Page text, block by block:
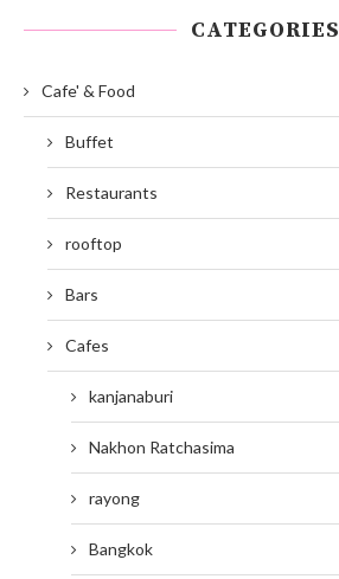
CATEGORIES
Cafe' & Food
Buffet
Restaurants
rooftop
Bars
Cafes
kanjanaburi
Nakhon Ratchasima
rayong
Bangkok